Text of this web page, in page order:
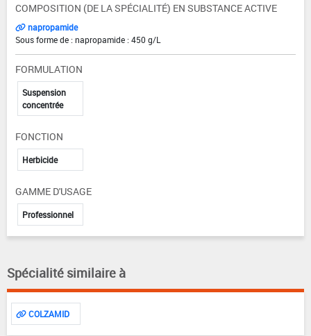
COMPOSITION (DE LA SPÉCIALITÉ) EN SUBSTANCE ACTIVE
napropamide
Sous forme de : napropamide : 450 g/L
FORMULATION
Suspension
concentrée
FONCTION
Herbicide
GAMME D'USAGE
Professionnel
Spécialité similaire à
COLZAMID